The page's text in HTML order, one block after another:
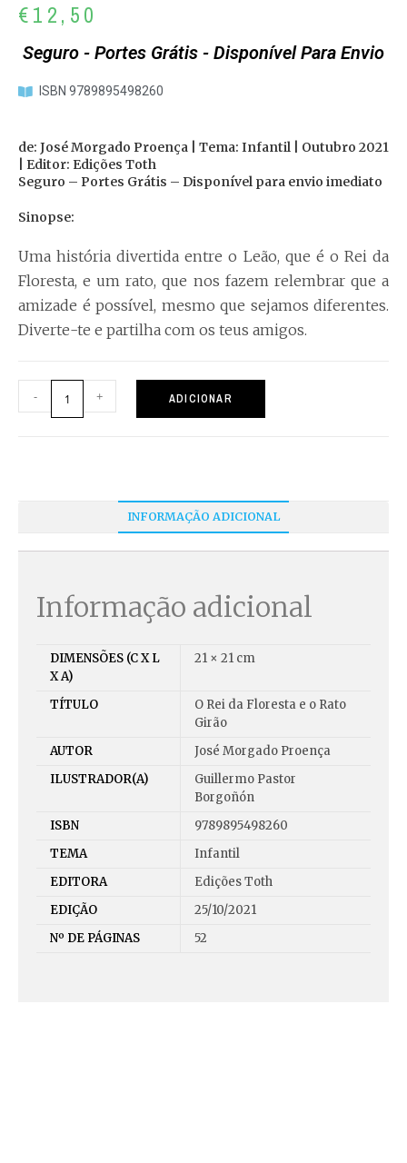
€12,50
Seguro - Portes Grátis - Disponível Para Envio
ISBN 9789895498260
de: José Morgado Proença | Tema: Infantil | Outubro 2021
| Editor: Edições Toth
Seguro – Portes Grátis – Disponível para envio imediato
Sinopse:
Uma história divertida entre o Leão, que é o Rei da
Floresta, e um rato, que nos fazem relembrar que a
amizade é possível, mesmo que sejamos diferentes.
Diverte-te e partilha com os teus amigos.
- + ADICIONAR
INFORMAÇÃO ADICIONAL
Informação adicional
DIMENSÕES (C X L
X A)
21 × 21 cm
TÍTULO
O Rei da Floresta e o Rato
Girão
AUTOR
José Morgado Proença
ILUSTRADOR(A)
Guillermo Pastor
Borgoñón
ISBN
9789895498260
TEMA
Infantil
EDITORA
Edições Toth
EDIÇÃO
25/10/2021
Nº DE PÁGINAS
52